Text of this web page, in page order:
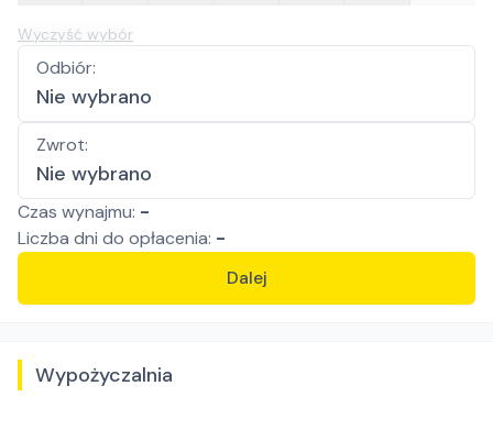
Wyczyść wybór
Odbiór:
Nie wybrano
Zwrot:
Nie wybrano
Czas wynajmu: -
Liczba dni do opłacenia: -
Dalej
Wypożyczalnia